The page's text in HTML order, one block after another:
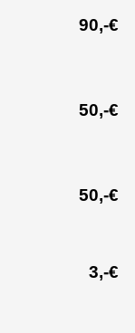
90,-€
50,-€
50,-€
3,-€